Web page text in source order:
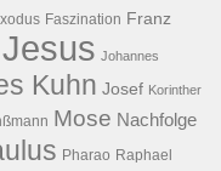
Faszination Franz
Jesus Johannes
Kuhn Josef Korinther
Mose Nachfolge
Pharao Raphael